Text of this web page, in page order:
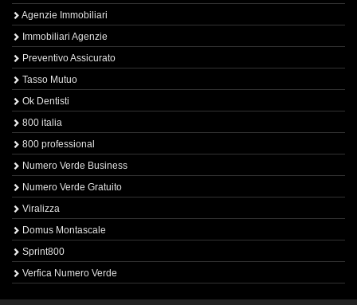
Agenzie Immobiliari
Immobiliari Agenzie
Preventivo Assicurato
Tasso Mutuo
Ok Dentisti
800 italia
800 professional
Numero Verde Business
Numero Verde Gratuito
Viralizza
Domus Montascale
Sprint800
Verfica Numero Verde